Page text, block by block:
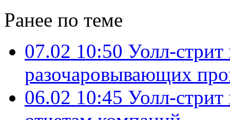
Ранее по теме
07.02 10:50 Уолл-
разочаровывающих
06.02 10:45 Уолл-